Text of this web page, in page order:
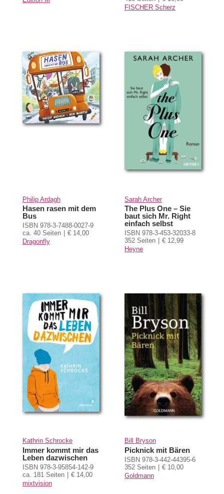
FISCHER Scherz
Philip Ardagh
Hasen rasen mit dem
Bus
ISBN 978-3-7488-0027-9
ca. 40 Seiten
€ 14,00
Dragonfly
Sarah Archer
The Plus One – Sie
baut sich Mr. Right
einfach selbst
ISBN 978-3-453-32033-8
352 Seiten
€ 12,99
Heyne
Kathrin Schrocke
Immer kommt mir das
Leben dazwischen
ISBN 978-3-95854-142-9
ca. 181 Seiten
€ 14,00
mixtvision
Bill Bryson
Picknick mit Bären
ISBN 978-3-442-44395-6
352 Seiten
€ 10,00
Goldmann